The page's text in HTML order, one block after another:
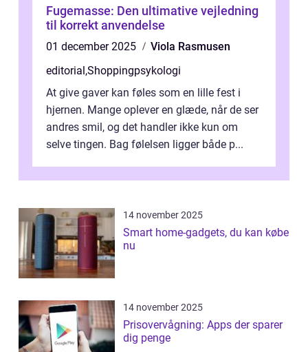
Fugemasse: Den ultimative vejledning
til korrekt anvendelse
01 december 2025
Viola Rasmusen
editorial ,Shoppingpsykologi
At give gaver kan føles som en lille fest i
hjernen. Mange oplever en glæde, når de ser
andres smil, og det handler ikke kun om
selve tingen. Bag følelsen ligger både p...
14 november 2025
Smart home-gadgets, du kan købe
nu
14 november 2025
Prisovervågning: Apps der sparer
dig penge